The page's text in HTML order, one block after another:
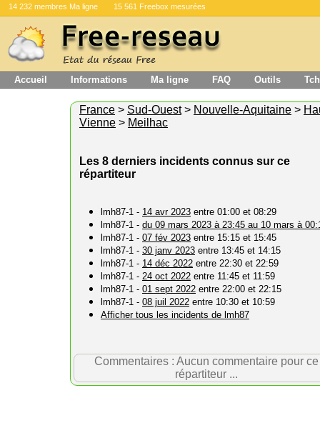
14 232 membres Ma ligne 15 561 Freebox mesurées
Accueil Informations Ma ligne FAQ Outils
France > Sud-Ouest> Nouvelle-Aquitaine >
Vienne > Meilhac
Les 8 derniers incidents connus sur ce
répartiteur
lmh87-1 - 14 avr 2023 entre 01:00 et 08:29
lmh87-1 - du 09 mars 2023 à 23:45 au 10 mars à
lmh87-1 - 07 fév 2023 entre 15:15 et 15:45
lmh87-1 - 30 janv 2023 entre 13:45 et 14:15
lmh87-1 - 14 déc 2022 entre 22:30 et 22:59
lmh87-1 - 24 oct 2022 entre 11:45 et 11:59
lmh87-1 - 01 sept 2022 entre 22:00 et 22:15
lmh87-1 - 08 juil 2022 entre 10:30 et 10:59
Afficher tous les incidents de lmh87
Commentaires : Aucun commentaire pour ce
répartiteur ...